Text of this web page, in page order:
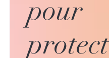
pour